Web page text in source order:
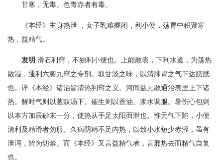
甘寒，无毒。色青赤者有毒。
《本经》主身热泄 ，女子乳难癃闭，利小便，荡胃中积聚寒
热，益精气。
发明 滑石利窍，不独利小便也。上能散表，下利水道，为荡热
散湿，通利六腑九窍之专剂。取甘淡之味，以清肺胃之气下达膀胱
也。详《本经》诸治皆清热利窍之义。河间益元散通治表里上下诸
热。解时气则以葱豉汤下。催生则以香油、浆水调服。暑伤心包则
以本方加辰砂末一分，使热从手足太阳而泄也。惟元气下陷，小便
清利及精滑者勿服。久病阴精不足内热，以致小水短少赤涩，虽有
泄泻，皆为切禁。而《本经》又言益精气者，言邪热去而精气自复
也。